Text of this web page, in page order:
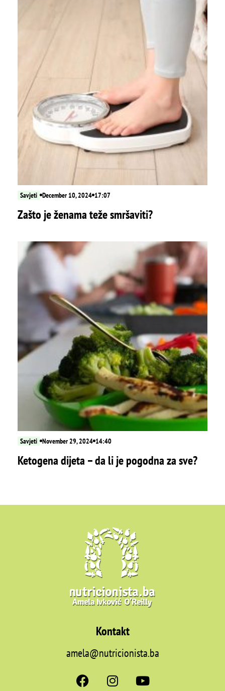
Savjeti December 10, 2024 17:07
Zašto je ženama teže smršaviti?
Savjeti November 29, 2024 14:40
Ketogena dijeta – da li je pogodna za sve?
Kontakt
amela@nutricionista.ba